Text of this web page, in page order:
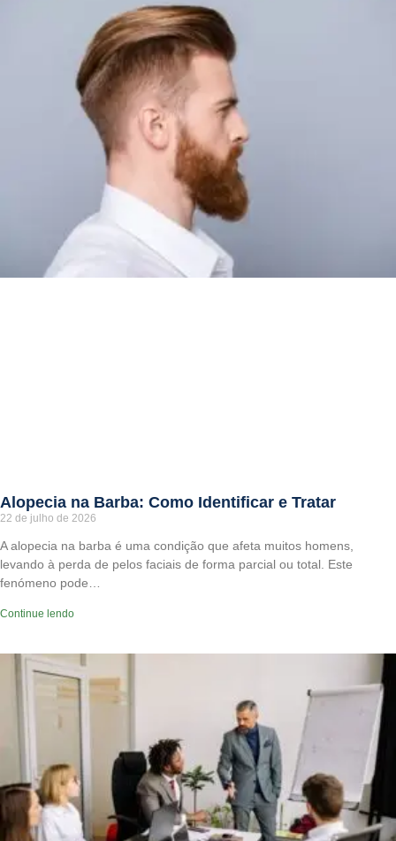
Alopecia na Barba: Como Identificar e Tratar
22 de julho de 2026
A alopecia na barba é uma condição que afeta muitos homens,
levando à perda de pelos faciais de forma parcial ou total. Este
fenómeno pode…
Continue lendo